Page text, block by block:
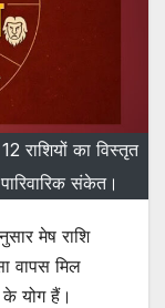
राशियों का विस्तृत
संकेत।
मेष राशि
वापस मिल
योग हैं।